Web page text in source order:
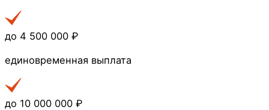
до 4 500 000 ₽
единовременная выплата
до 10 000 000 ₽